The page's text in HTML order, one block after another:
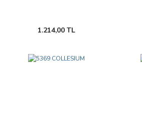
1.214,00 TL